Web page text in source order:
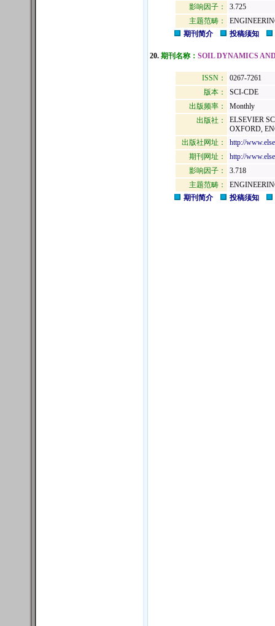
影响因子：
3.725
主题范畴：
期刊简介
投稿须知
20. 期刊名称： SOIL DYNAMICS
ISSN：
0267-7261
版本：
SCI-CDE
出版频率：
Monthly
出版社：
ELSEVIER
OXFORD,
出版社网址：
http://
期刊网址：
http://
影响因子：
3.718
主题范畴：
期刊简介
投稿须知